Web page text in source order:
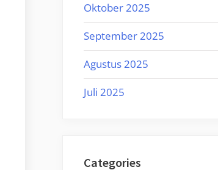
Oktober 2025
September 2025
Agustus 2025
Juli 2025
Categories